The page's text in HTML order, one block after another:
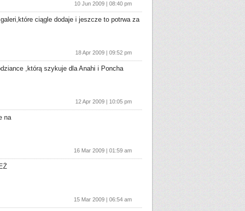
10 Jun 2009 | 08:40 pm
ciągle dodaje i jeszcze to potrwa za
18 Apr 2009 | 09:52 pm
,którą szykuje dla Anahi i Poncha
12 Apr 2009 | 10:05 pm
na
16 Mar 2009 | 01:59 am
15 Mar 2009 | 06:54 am